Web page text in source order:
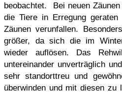
beobachtet.
Bei neuen
die Tiere in Erregung
Zäunen verunfallen.
größer, da sich die im
wieder auflösen. Das
untereinander unverträglich
sehr standorttreu und
überwinden und mit diesen zu